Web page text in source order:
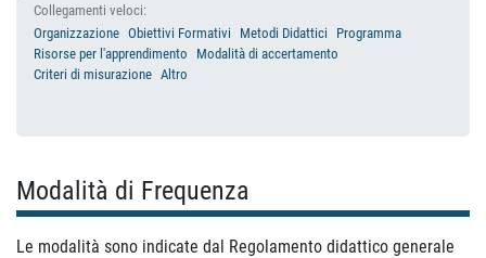
Collegamenti veloci:
Organizzazione Obiettivi Formativi Metodi Didattici
Programma
Risorse per l'apprendimento
Modalità di accertamento
Criteri di misurazione Altro
Modalità di Frequenza
Le modalità sono indicate dal Regolamento didattico generale